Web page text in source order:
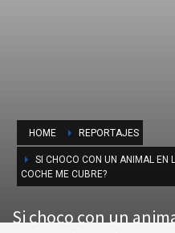
HOME REPORTAJES
SI CHOCO CON UN ANIMAL EN
COCHE ME CUBRE?
Si choco con un